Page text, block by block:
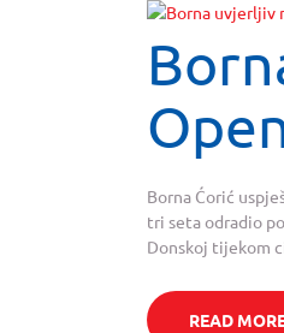
Borna Ćorić
tri seta odradio
Donskoj tijekom
READ